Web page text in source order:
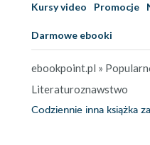
Kursy video Promocje
Darmowe ebooki
ebookpoint.pl »
Literaturoznawstwo
Codziennie inna książka